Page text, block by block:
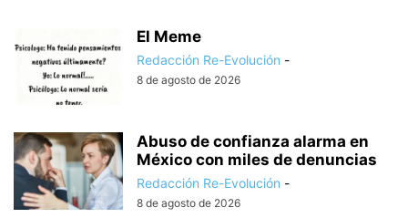
El Meme
Redacción Re-Evolución -
8 de agosto de 2026
Abuso de confianza alarma en
México con miles de denuncias
Redacción Re-Evolución -
8 de agosto de 2026